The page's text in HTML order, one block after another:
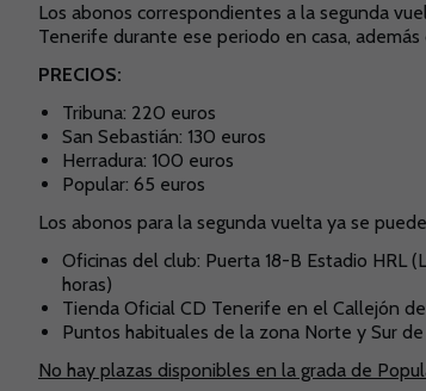
Los abonos correspondientes a la segunda
Tenerife durante ese periodo en casa,
PRECIOS:
Tribuna: 220 euros
San Sebastián: 130 euros
Herradura: 100 euros
Popular: 65 euros
Los abonos para la segunda vuelta ya se
Oficinas del club: Puerta 18-B Estadio HRL
horas)
Tienda Oficial CD Tenerife en el Callejón
Puntos habituales de la zona Norte y Sur de
No hay plazas disponibles en la grada de